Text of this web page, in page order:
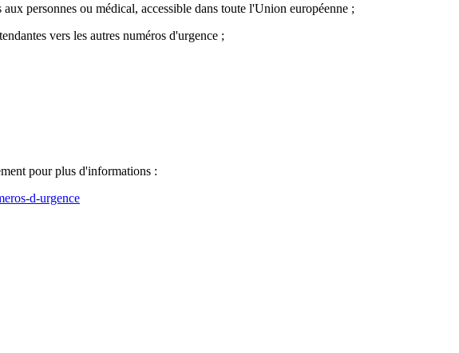
personnes ou médical, accessible dans toute l'Union européenne ;
vers les autres numéros d'urgence ;
pour plus d'informations :
d-urgence